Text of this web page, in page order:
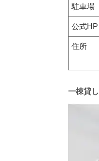
駐車場
公式HP
住所
一棟貸